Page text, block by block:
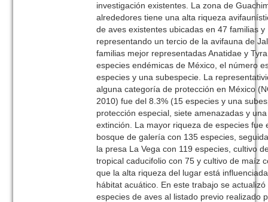
investigación existentes. La zona de
alrededores tiene una alta riqueza
de aves existentes ubicadas en 47 familias
representando un tercio de la avifauna de
familias mejor representadas Anatidae y
especies endémicas de México, el número
especies y una subespecie. La
alguna categoría de protección en México
2010) fue del 8.3% (15 especies y una
protección especial, siete amenazadas y
extinción. La mayor riqueza de especies fue
bosque de galería con 135 especies,
la presa La Vega con 119 especies, cultivo
tropical caducifolio con 75 y cultivo de maíz
que la alta riqueza del lugar está
hábitat acuático. En este trabajo se
especies de aves al listado previo realizado